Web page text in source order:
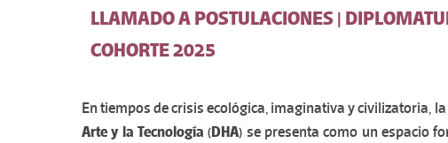
LLAMADO A POSTULACIONES |
COHORTE 2025
En tiempos de crisis ecológica, imaginativa y civilizatoria, la
Arte y la Tecnología (DHA) se presenta como un espacio